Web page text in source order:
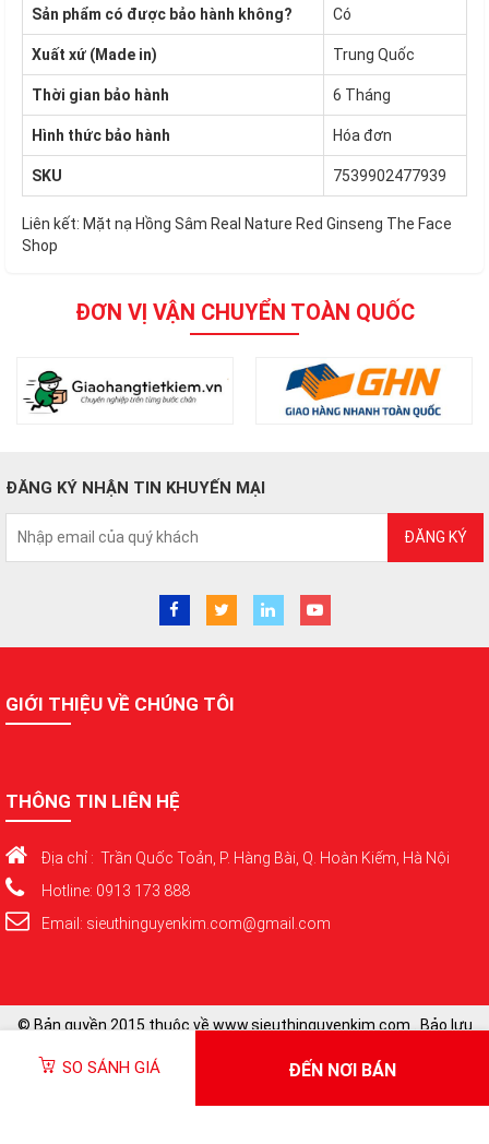
SO SÁNH GIÁ ĐẾN NƠI BÁN
Sản phẩm có được bảo hành không? Có
Xuất xứ (Made in) Trung Quốc
Thời gian bảo hành 6 Tháng
Hình thức bảo hành Hóa đơn
SKU 7539902477939
Liên kết: Mặt nạ Hồng Sâm Real Nature Red Ginseng The Face
Shop
ĐƠN VỊ VẬN CHUYỂN TOÀN QUỐC
ĐĂNG KÝ NHẬN TIN KHUYẾN MẠI
ĐĂNG KÝ
GIỚI THIỆU VỀ CHÚNG TÔI
THÔNG TIN LIÊN HỆ
Địa chỉ : Trần Quốc Toản, P. Hàng Bài, Q. Hoàn Kiếm, Hà Nội
Hotline: 0913 173 888
Email: sieuthinguyenkim.com@gmail.com
© Bản quyền 2015 thuộc về www.sieuthinguyenkim.com . Bảo lưu